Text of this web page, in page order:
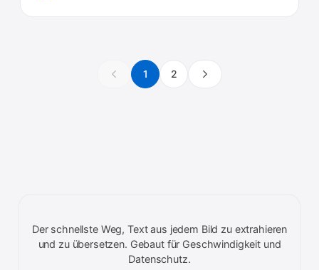
1 2
Der schnellste Weg, Text aus jedem Bild zu extrahieren
und zu übersetzen. Gebaut für Geschwindigkeit und
Datenschutz.